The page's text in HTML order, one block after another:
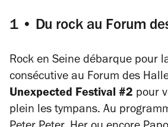
1 • Du rock au Forum
Rock en Seine débarque pour
consécutive au Forum des
Unexpected Festival #2 pour
plein les tympans. Au